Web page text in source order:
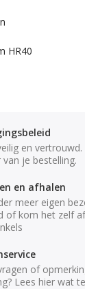
HR40
en
van je bestelling.
en afhalen
meer eigen
of kom het zelf
of
Lees hier wat